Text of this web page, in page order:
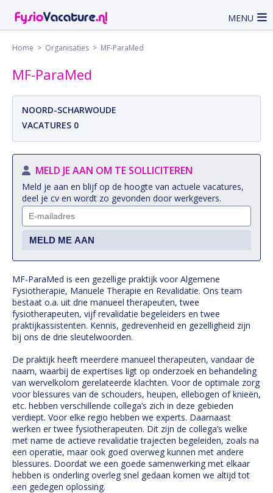
MENU
Home > Organisaties > MF-ParaMed
MF-ParaMed
NOORD-SCHARWOUDE
VACATURES 0
MELD JE AAN OM TE SOLLICITEREN
Meld je aan en blijf op de hoogte van actuele vacatures,
deel je cv en wordt zo gevonden door werkgevers.
MF-ParaMed is een gezellige praktijk voor Algemene
Fysiotherapie, Manuele Therapie en Revalidatie. Ons team
bestaat o.a. uit drie manueel therapeuten, twee
fysiotherapeuten, vijf revalidatie begeleiders en twee
praktijkassistenten. Kennis, gedrevenheid en gezelligheid zijn
bij ons de drie sleutelwoorden.
De praktijk heeft meerdere manueel therapeuten, vandaar de
naam, waarbij de expertises ligt op onderzoek en behandeling
van wervelkolom gerelateerde klachten. Voor de optimale zorg
voor blessures van de schouders, heupen, ellebogen of knieën,
etc. hebben verschillende collega’s zich in deze gebieden
verdiept. Voor elke regio hebben we experts. Daarnaast
werken er twee fysiotherapeuten. Dit zijn de collega’s welke
met name de actieve revalidatie trajecten begeleiden, zoals na
een operatie, maar ook goed overweg kunnen met andere
blessures. Doordat we een goede samenwerking met elkaar
hebben is onderling overleg snel gedaan komen we altijd tot
een gedegen oplossing.